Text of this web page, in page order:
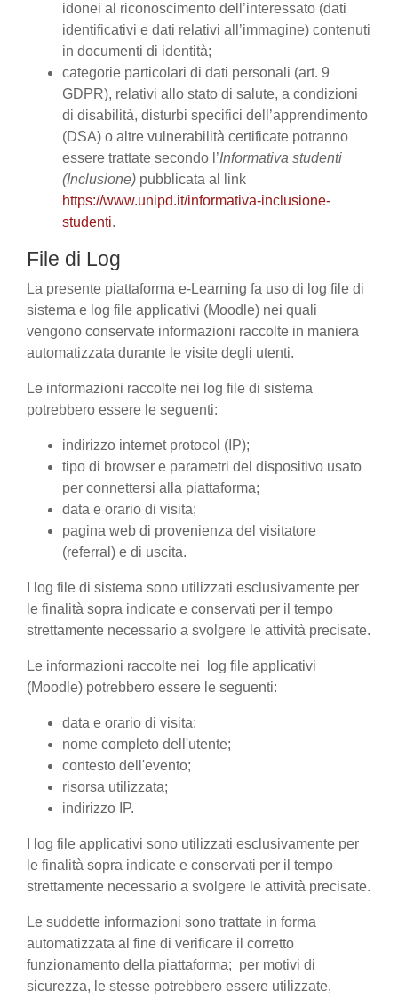
idonei al riconoscimento dell’interessato (dati
identificativi e dati relativi all’immagine) contenuti
in documenti di identità;
categorie particolari di dati personali (art. 9
GDPR), relativi allo stato di salute, a condizioni
di disabilità, disturbi specifici dell’apprendimento
(DSA) o altre vulnerabilità certificate potranno
essere trattate secondo l’Informativa studenti
(Inclusione) pubblicata al link
https://www.unipd.it/informativa-inclusione-
studenti.
File di Log
La presente piattaforma e-Learning fa uso di log file di
sistema e log file applicativi (Moodle) nei quali
vengono conservate informazioni raccolte in maniera
automatizzata durante le visite degli utenti.
Le informazioni raccolte nei log file di sistema
potrebbero essere le seguenti:
indirizzo internet protocol (IP);
tipo di browser e parametri del dispositivo usato
per connettersi alla piattaforma;
data e orario di visita;
pagina web di provenienza del visitatore
(referral) e di uscita.
I log file di sistema sono utilizzati esclusivamente per
le finalità sopra indicate e conservati per il tempo
strettamente necessario a svolgere le attività precisate.
Le informazioni raccolte nei log file applicativi
(Moodle) potrebbero essere le seguenti:
data e orario di visita;
nome completo dell'utente;
contesto dell'evento;
risorsa utilizzata;
indirizzo IP.
I log file applicativi sono utilizzati esclusivamente per
le finalità sopra indicate e conservati per il tempo
strettamente necessario a svolgere le attività precisate.
Le suddette informazioni sono trattate in forma
automatizzata al fine di verificare il corretto
funzionamento della piattaforma; per motivi di
sicurezza, le stesse potrebbero essere utilizzate,